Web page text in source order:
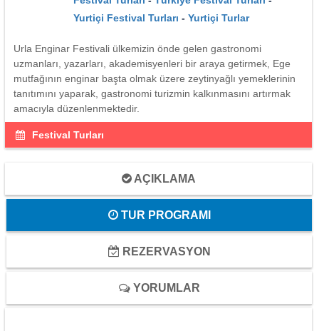
Yurtiçi Festival Turları -Yurtiçi Turlar
Urla Enginar Festivali ülkemizin önde gelen gastronomi
uzmanları, yazarları, akademisyenleri bir araya getirmek, Ege
mutfağının enginar başta olmak üzere zeytinyağlı yemeklerinin
tanıtımını yaparak, gastronomi turizmin kalkınmasını artırmak
amacıyla düzenlenmektedir.
Festival Turları
AÇIKLAMA
TUR PROGRAMI
REZERVASYON
YORUMLAR